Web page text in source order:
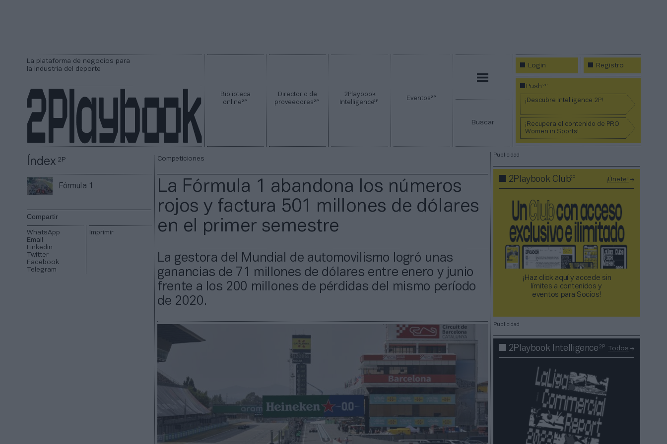
La plataforma de negocios para
la industria del deporte
Biblioteca
online2P
Directorio de
proveedores2P
2Playbook
Intelligence2P Eventos2P
Buscar
Login Registro
Push2P
¡Descubre Intelligence 2P!
¡Recupera el contenido de PRO
Women in Sports!
Índex2P
Fórmula 1
Compartir
WhatsApp
Email
Linkedin
Twitter
Facebook
Telegram
Imprimir
Competiciones
La Fórmula 1 abandona los números
rojos y factura 501 millones de dólares
en el primer semestre
La gestora del Mundial de automovilismo logró unas
ganancias de 71 millones de dólares entre enero y junio
frente a los 200 millones de pérdidas del mismo período
de 2020.
Publicidad
2Playbook Club2P ¡Únete!
¡Haz click aquí y accede sin
límites a contenidos y
eventos para Socios!​​​​​​​
Publicidad
2Playbook Intelligence2P Todos